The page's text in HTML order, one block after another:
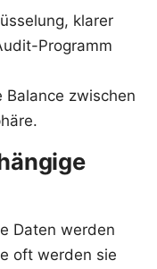
klarer
Programm
zwischen
Daten werden
oft werden sie